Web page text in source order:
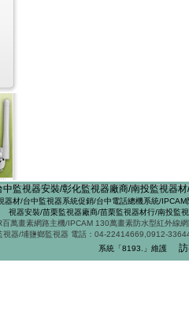
監視器安裝/彰化監視器廠商/南投監視器
器材/台中監視器系統促銷/台中電話總機系統/
視器安裝/苗栗監視器廠商/苗栗監視器材行/南投監
萬畫素網路主機/IPCAM 130萬畫素防水型紅外
器/埔鹽鄉監視器 電話：04-22414669,0912-
系統「8193
」維護